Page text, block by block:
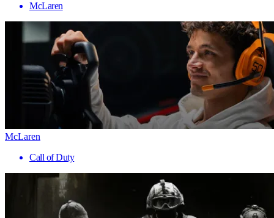
McLaren
McLaren
Call of Duty